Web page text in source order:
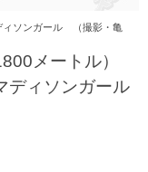
ィソンガール （撮影・亀
メートル）
ディソンガール